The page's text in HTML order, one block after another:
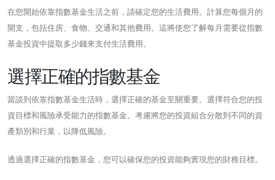
在您開始依靠指數基金生活之前，請確定您的生活費用。計算您每個月的
開支，包括住房、食物、交通和其他費用。這將使您了解每月需要從指數
基金投資中提取多少錢來支付生活費用。
選擇正確的指數基金
當談到依靠指數基金生活時，選擇正確的基金至關重要。選擇符合您的投
資目標和風險承受能力的指數基金。考慮將您的投資組合分散到不同的資
產類別和行業，以降低風險。
透過選擇正確的指數基金，您可以確保您的投資能夠實現您的財務目標。